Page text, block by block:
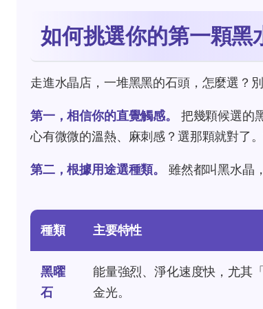
如何挑選你的第一顆黑
走進水晶店，一堆黑黑的石頭，怎麼選？
第一，相信你的直覺觸感。
把幾顆候選的
心有微微的溫熱、麻刺感？選那顆就對了
第二，根據用途選種類。 雖然都叫黑水晶
種類 主要特性
黑曜
石
能量強烈、淨化速度快，尤其
金光。